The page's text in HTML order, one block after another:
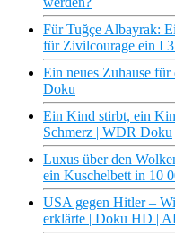
Für Tuğçe Albayrak:
für Zivilcourage ein I
Ein neues Zuhause
Doku
Ein Kind stirbt, ein
Schmerz | WDR Doku
Luxus über den
ein Kuschelbett in 10
USA gegen Hitler –
erklärte | Doku HD |